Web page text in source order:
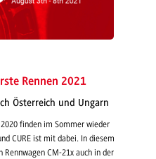
Rennen 2021
Österreich und Ungarn
finden im Sommer wieder
CURE ist mit dabei. In diesem
CM-21x auch in der